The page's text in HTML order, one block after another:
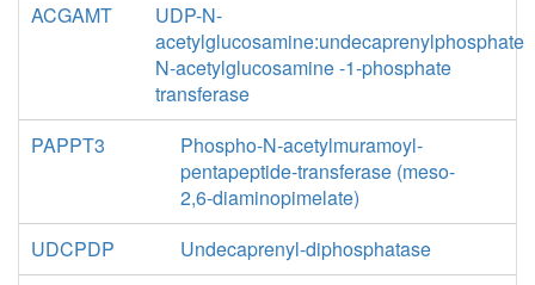
ACGAMT
UDP-N-
acetylglucosamine:undecaprenylphosphate
N-acetylglucosamine -1-phosphate
transferase
PAPPT3
Phospho-N-acetylmuramoyl-
pentapeptide-transferase (meso-
2,6-diaminopimelate)
UDCPDP
Undecaprenyl-diphosphatase